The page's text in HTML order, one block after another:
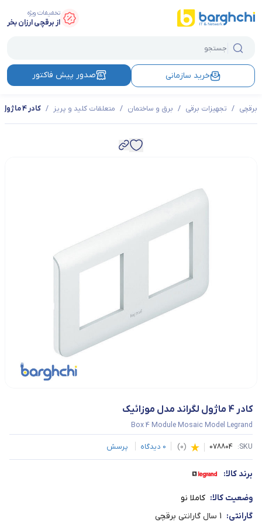
تخفیفات ویژه
از برقچی ارزان بخر
خرید سازمانی صدور پیش فاکتور
برقچی / تجهیزات برقی / برق و ساختمان / متعلقات کلید و پریز / کادر 4 ماژول لگراند مدل موزائیک
کادر 4 ماژول لگراند مدل موزائیک
Box 4 Module Mosaic Model Legrand
SKU:
078804
(
0
)
0 دیدگاه پرسش
برند کالا:
وضعیت کالا: کاملا نو
گارانتی: 1 سال گارانتی برقچی